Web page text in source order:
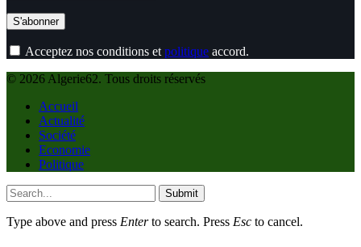
Acceptez nos conditions et politique accord.
© 2026 Algerie62. Tous droits réservés
Accueil
Actualité
Société
Economie
Politique
Submit
Type above and press Enterto search. Press Esc to cancel.